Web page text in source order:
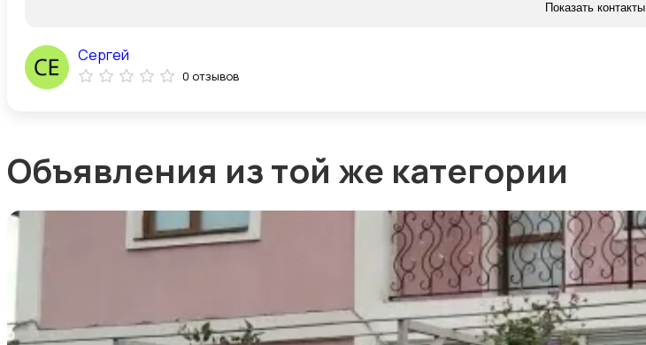
Показать контакты
Сергей
0 отзывов
Объявления из той же категории